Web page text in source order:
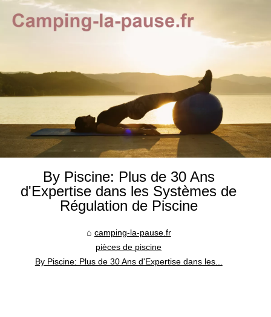
By Piscine: Plus de 30 Ans
d'Expertise dans les Systèmes de
Régulation de Piscine
camping-la-pause.fr
pièces de piscine
By Piscine: Plus de 30 Ans d'Expertise dans les...